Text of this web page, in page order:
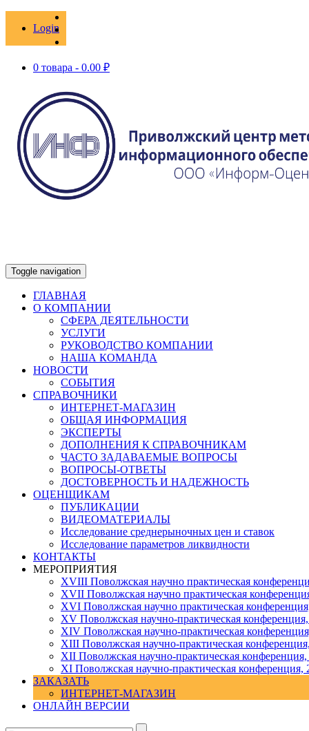
Login
0 товара - 0.00 ₽
Toggle navigation
ГЛАВНАЯ
О КОМПАНИИ
СФЕРА ДЕЯТЕЛЬНОСТИ
УСЛУГИ
РУКОВОДСТВО КОМПАНИИ
НАША КОМАНДА
НОВОСТИ
СОБЫТИЯ
СПРАВОЧНИКИ
ИНТЕРНЕТ-МАГАЗИН
ОБЩАЯ ИНФОРМАЦИЯ
ЭКСПЕРТЫ
ДОПОЛНЕНИЯ К СПРАВОЧНИКАМ
ЧАСТО ЗАДАВАЕМЫЕ ВОПРОСЫ
ВОПРОСЫ-ОТВЕТЫ
ДОСТОВЕРНОСТЬ И НАДЕЖНОСТЬ
ОЦЕНЩИКАМ
ПУБЛИКАЦИИ
ВИДЕОМАТЕРИАЛЫ
Исследование среднерыночных цен и ставок
Исследование параметров ликвидности
КОНТАКТЫ
МЕРОПРИЯТИЯ
XVIII Поволжская научно практическая
XVII Поволжская научно практическая
XVI Поволжская научно практическая
ХV Поволжская научно-практическая
ХIV Поволжская научно-практическая
ХIII Поволжская научно-практическая
ХII Поволжская научно-практическая конференция,
XI Поволжская научно-практическая конференция,
ЗАКАЗАТЬ
ИНТЕРНЕТ-МАГАЗИН
ОНЛАЙН ВЕРСИИ